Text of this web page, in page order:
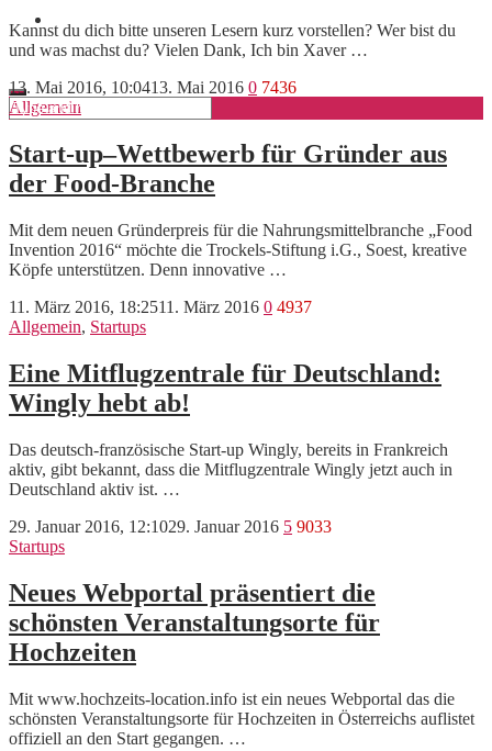
Geschäftskonto eröffnen
Kannst du dich bitte unseren Lesern kurz vorstellen? Wer bist du
und was machst du? Vielen Dank, Ich bin Xaver …
13. Mai 2016, 10:0413. Mai 2016 0 7436
Allgemein
Start-up–Wettbewerb für Gründer aus
der Food-Branche
Mit dem neuen Gründerpreis für die Nahrungsmittelbranche „Food
Invention 2016“ möchte die Trockels-Stiftung i.G., Soest, kreative
Köpfe unterstützen. Denn innovative …
11. März 2016, 18:2511. März 2016 0 4937
Allgemein, Startups
Eine Mitflugzentrale für Deutschland:
Wingly hebt ab!
Das deutsch-französische Start-up Wingly, bereits in Frankreich
aktiv, gibt bekannt, dass die Mitflugzentrale Wingly jetzt auch in
Deutschland aktiv ist. …
29. Januar 2016, 12:1029. Januar 2016 5 9033
Startups
Neues Webportal präsentiert die
schönsten Veranstaltungsorte für
Hochzeiten
Mit www.hochzeits-location.info ist ein neues Webportal das die
schönsten Veranstaltungsorte für Hochzeiten in Österreichs auflistet
offiziell an den Start gegangen. …